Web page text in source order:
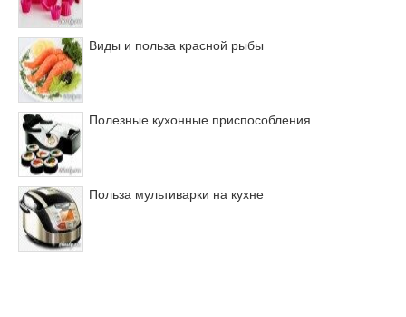
Виды и польза красной рыбы
Полезные кухонные приспособления
Польза мультиварки на кухне